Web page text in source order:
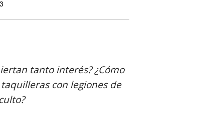
tanto interés? ¿Cómo
con legiones de